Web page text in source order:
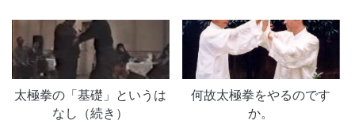
太極拳の「基礎」というは
なし（続き）
何故太極拳をやるのです
か。